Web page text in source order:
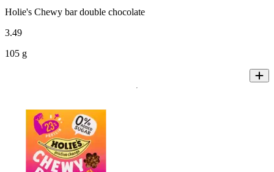
Holie's Chewy bar double chocolate
3.49
105 g